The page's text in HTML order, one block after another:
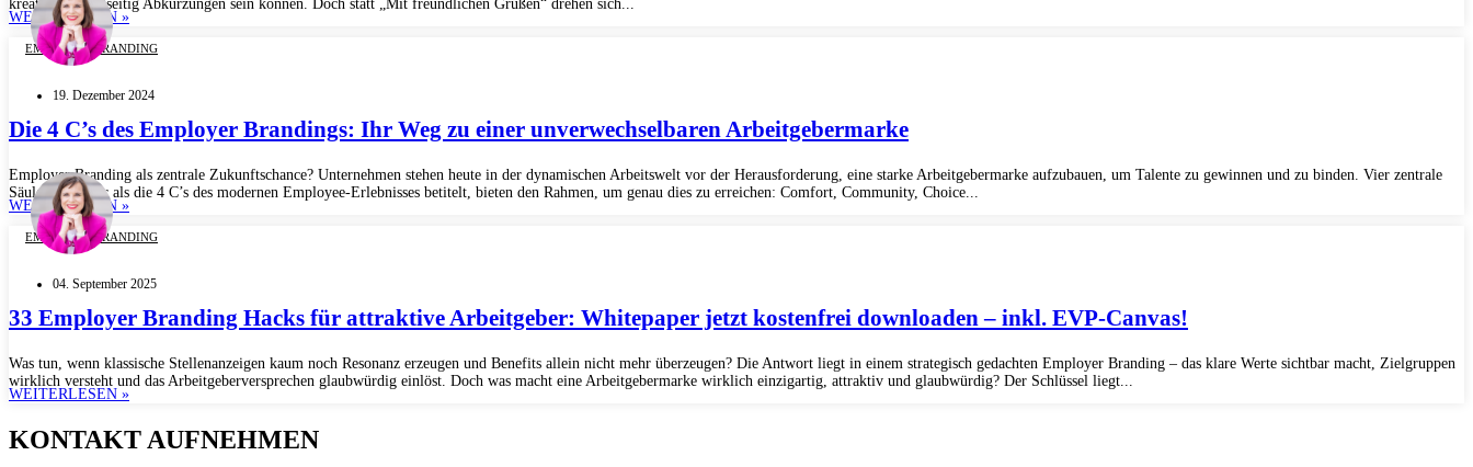
kreativ und vielseitig Abkürzungen sein können. Doch statt „Mit freundlichen Grüßen“ drehen sich...
WEITERLESEN »
EMPLOYER BRANDING
19. Dezember 2024
Die 4 C’s des Employer Brandings: Ihr Weg zu einer unverwechselbaren Arbeitgebermarke
Employer Branding als zentrale Zukunftschance? Unternehmen stehen heute in der dynamischen Arbeitswelt vor der Herausforderung, eine starke Arbeitgebermarke aufzubauen, um Talente zu gewinnen und zu binden. Vier zentrale
Säulen, von mir als die 4 C’s des modernen Employee-Erlebnisses betitelt, bieten den Rahmen, um genau dies zu erreichen: Comfort, Community, Choice...
WEITERLESEN »
EMPLOYER BRANDING
04. September 2025
33 Employer Branding Hacks für attraktive Arbeitgeber: Whitepaper jetzt kostenfrei downloaden – inkl. EVP-Canvas!
Was tun, wenn klassische Stellenanzeigen kaum noch Resonanz erzeugen und Benefits allein nicht mehr überzeugen? Die Antwort liegt in einem strategisch gedachten Employer Branding – das klare Werte sichtbar macht, Zielgruppen
wirklich versteht und das Arbeitgeberversprechen glaubwürdig einlöst. Doch was macht eine Arbeitgebermarke wirklich einzigartig, attraktiv und glaubwürdig? Der Schlüssel liegt...
WEITERLESEN »
KONTAKT AUFNEHMEN